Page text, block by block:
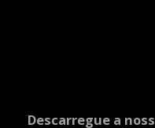
Descarregue a